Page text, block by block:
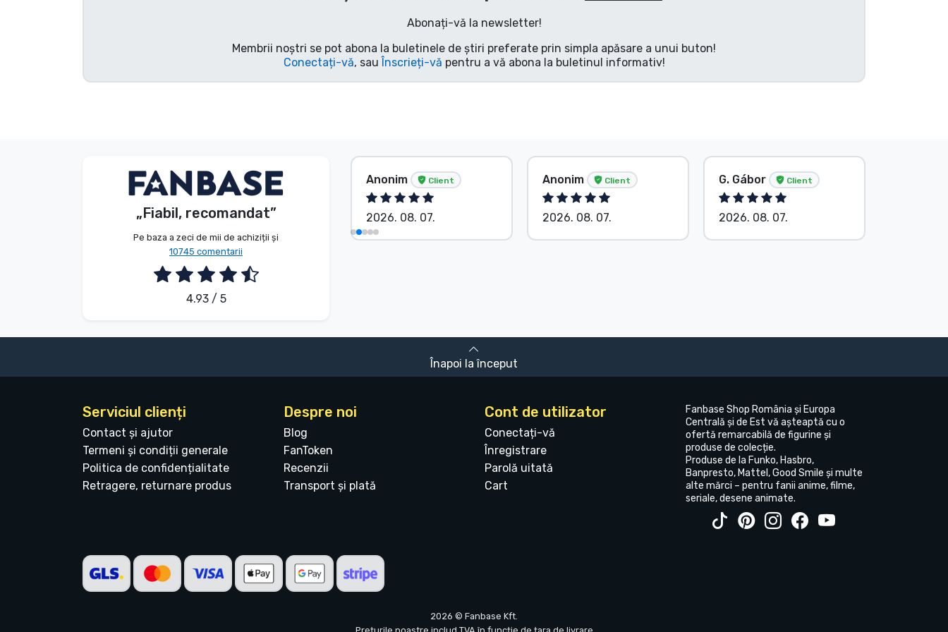
Abonați-vă la newsletter!
Membrii noștri se pot abona la buletinele de știri preferate prin simpla apăsare a unui buton!
Conectați-vă, sauÎnscrieți-vă pentru a vă abona la buletinul informativ!
„Fiabil, recomandat”
Pe baza a zeci de mii de achiziții și
10745 comentarii
4.93 / 5
Anonim Client
2026. 08. 08.
Anonim Client
2026. 08. 07.
Anonim Client
2026. 08. 07.
G. Gábor Client
2026. 08. 07.
Înapoi la început
Serviciul clienți
Contact și ajutor
Termeni și condiții generale
Politica de confidențialitate
Retragere, returnare produs
Despre noi
Blog
FanToken
Recenzii
Transport și plată
Cont de utilizator
Conectați-vă
Înregistrare
Parolă uitată
Cart
Fanbase Shop România și Europa
Centrală și de Est vă așteaptă cu o
ofertă remarcabilă de figurine și
produse de colecție.
Produse de la Funko, Hasbro,
Banpresto, Mattel, Good Smile și multe
alte mărci – pentru fanii anime, filme,
seriale, desene animate.
2026 © Fanbase Kft.